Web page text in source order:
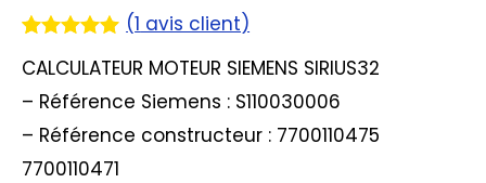
sur 5
notation
client
(1 avis client)
CALCULATEUR MOTEUR SIEMENS SIRIUS32
– Référence Siemens : S110030006
– Référence constructeur : 7700110475
7700110471